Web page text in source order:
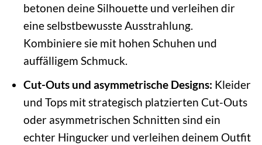
betonen deine Silhouette und verleihen dir
eine selbstbewusste Ausstrahlung.
Kombiniere sie mit hohen Schuhen und
auffälligem Schmuck.
Cut-Outs und asymmetrische Designs: Kleider
und Tops mit strategisch platzierten Cut-Outs
oder asymmetrischen Schnitten sind ein
echter Hingucker und verleihen deinem Outfit